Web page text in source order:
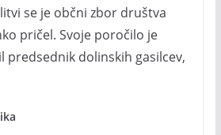
se je občni zbor društva
pričel. Svoje poročilo je
predsednik dolinskih gasilcev,